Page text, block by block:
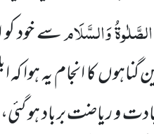
وَالسَّلَامسے خود کو
کا انجام یہ ہوا
و ریاضت برباد ہو گئی،